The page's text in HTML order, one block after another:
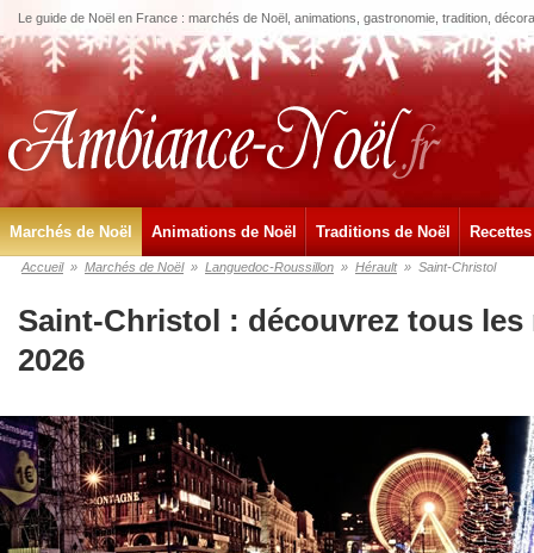
Le guide de Noël en France : marchés de Noël, animations, gastronomie, tradition,
Marchés de Noël Animations de Noël Traditions de Noël
Accueil » Marchés de Noël » Languedoc-Roussillon » Hérault » Saint-Christol
Saint-Christol : découvrez tous les
2026